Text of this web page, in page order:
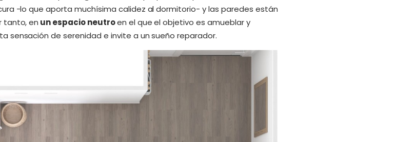
-lo que aporta muchísima calidez al dormitorio- y las paredes están
tanto, en un espacio neutroen el que el objetivo es amueblar y
sensación de serenidad e invite a un sueño reparador.